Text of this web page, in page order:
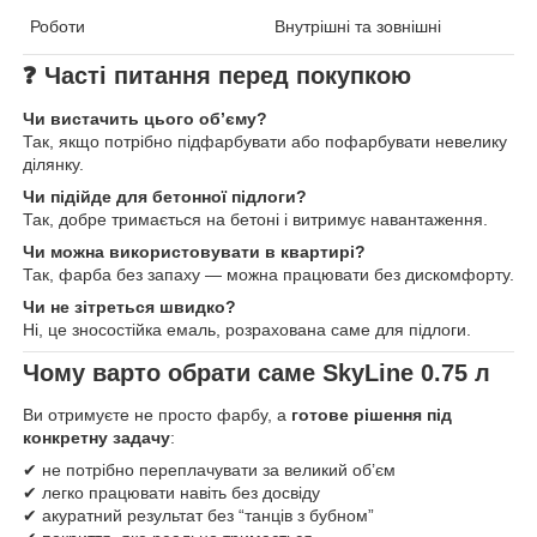
Роботи Внутрішні та зовнішні
❓ Часті питання перед покупкою
Чи вистачить цього об’єму?
Так, якщо потрібно підфарбувати або пофарбувати невелику
ділянку.
Чи підійде для бетонної підлоги?
Так, добре тримається на бетоні і витримує навантаження.
Чи можна використовувати в квартирі?
Так, фарба без запаху — можна працювати без дискомфорту.
Чи не зітреться швидко?
Ні, це зносостійка емаль, розрахована саме для підлоги.
Чому варто обрати саме SkyLine 0.75 л
Ви отримуєте не просто фарбу, а готове рішення під
конкретну задачу:
✔ не потрібно переплачувати за великий об’єм
✔ легко працювати навіть без досвіду
✔ акуратний результат без “танців з бубном”